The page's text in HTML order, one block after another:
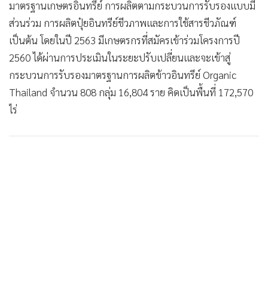
มาตรฐานเกษตรอินทรีย์ การผลิตตามกระบวนการรับรองแบบมี
ส่วนร่วม การผลิตปุ๋ยอินทรีย์ชีวภาพและการใช้สารชีวภัณฑ์
เป็นต้น โดยในปี 2563 มีเกษตรกรที่สมัครเข้าร่วมโครงการปี
2560 ได้ผ่านการประเมินในระยะปรับเปลี่ยนและจะเข้าสู่
กระบวนการรับรองมาตรฐานการผลิตข้าวอินทรีย์ Organic
Thailand จำนวน 808 กลุ่ม 16,804 ราย คิดเป็นพื้นที่ 172,570
ไร่